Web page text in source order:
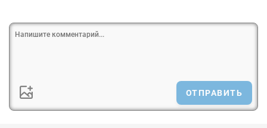
ОТПРАВИТЬ